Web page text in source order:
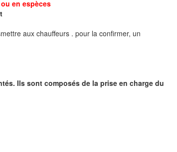
en espèces
aux chauffeurs . pour la confirmer, un
Ils sont composés de la prise en charge du